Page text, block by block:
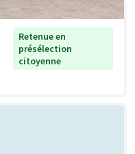
Retenue en
présélection
citoyenne